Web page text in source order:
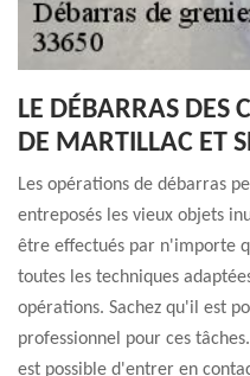
LE DÉBARRAS DES
DE MARTILLAC ET
Les opérations de débarras
entreposés les vieux objets
être effectués par n'importe
toutes les techniques
opérations. Sachez qu'il est
professionnel pour ces
est possible d'entrer en